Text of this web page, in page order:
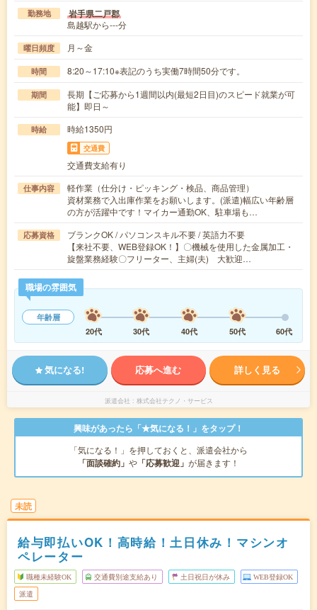
勤務地 岩手県二戸郡
島越駅から---分
曜日頻度 月～金
時間 8:20～17:10※表記のうち実働7時間50分です。
期間
長期【ご応募から1週間以内(最短2日目)のスピード就業が可
能】即日～
時給 時給1350円
交通費
交通費支給有り
仕事内容
軽作業（仕分け・ピッキング・検品、商品管理）
資材業務で入出庫作業をお願いします。(派遣)幅広い年齢層
の方が活躍中です！マイカー通勤OK、駐車場も…
応募資格
ブランクOK / パソコンスキル不要 / 英語力不要
【来社不要、WEB登録OK！】〇機械を使用した金属加工・
旋盤業務経験〇フリーター、主婦(夫) 大歓迎…
職場の雰囲気
年齢層
20代
30代 40代 50代 60代
気になる! 応募へ進む 詳しく見る
派遣会社 株式会社テクノ・サービス
興味があったら「★気になる！」をタップ！
「気になる！」を押しておくと、派遣会社から
「面談確約」 や 「応募歓迎」 が届きます！
未読
給与即払いOK！高時給！土日休み！マシンオ
ペレーター
職種未経験OK 交通費別途支給あり 土日祝日が休み WEB登録OK
派遣